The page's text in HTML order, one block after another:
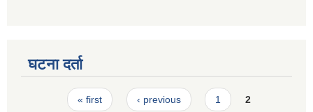
घटना दर्ता
Pages« first ‹ previous 1 2